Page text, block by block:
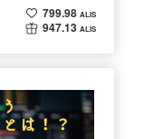
799.98 ALIS
947.13 ALIS